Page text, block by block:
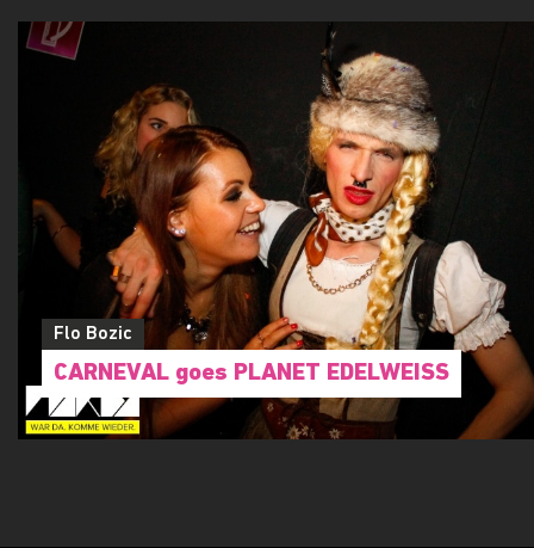
Flo Bozic
CARNEVAL goes PLANET EDELWEISS